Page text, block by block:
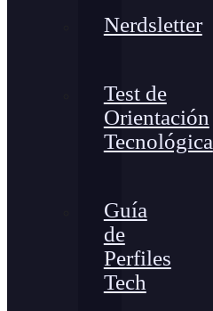
Nerdsletter
Test de
Orientación
Tecnológica
Guía
de
Perfiles
Tech